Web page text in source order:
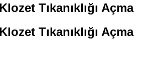
Tıkanıklığı Açma
Tıkanıklığı Açma